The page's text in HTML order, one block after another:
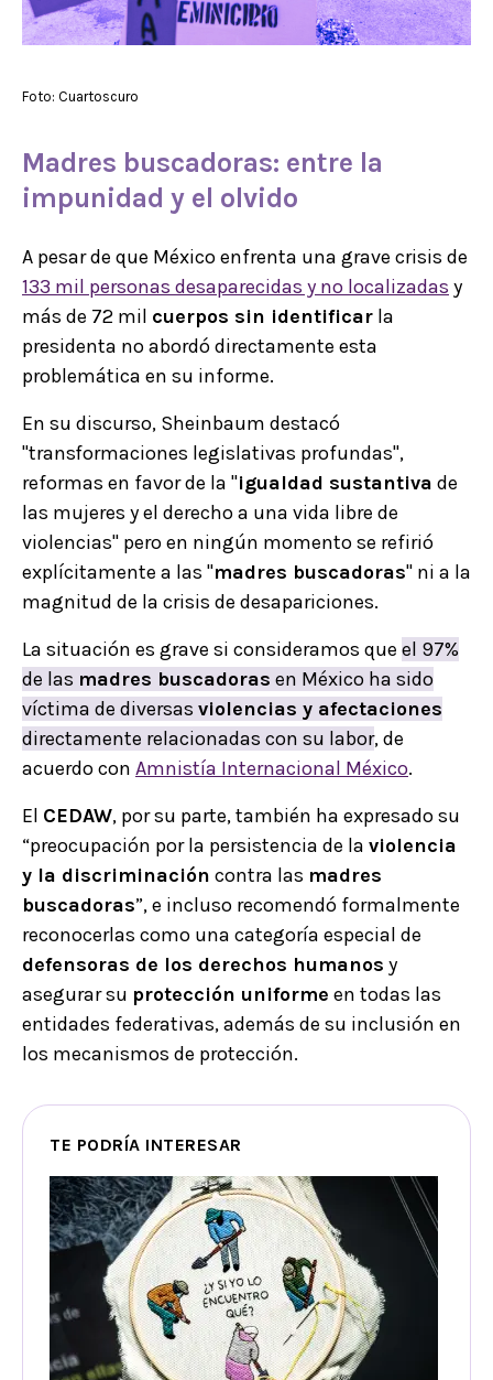
Foto: Cuartoscuro
Madres buscadoras: entre la
impunidad y el olvido
A pesar de que México enfrenta una grave crisis de
133 mil personas desaparecidas y no localizadas y
más de 72 mil cuerpos sin identificar la
presidenta no abordó directamente esta
problemática en su informe.
En su discurso, Sheinbaum destacó
"transformaciones legislativas profundas",
reformas en favor de la "igualdad sustantiva de
las mujeres y el derecho a una vida libre de
violencias" pero en ningún momento se refirió
explícitamente a las "madres buscadoras" ni a la
magnitud de la crisis de desapariciones.
La situación es grave si consideramos que el 97%
de las madres buscadoras en México ha sido
víctima de diversas violencias y afectaciones
directamente relacionadas con su labor, de
acuerdo con Amnistía Internacional México.
El CEDAW, por su parte, también ha expresado su
“preocupación por la persistencia de la violencia
y la discriminación contra las madres
buscadoras”, e incluso recomendó formalmente
reconocerlas como una categoría especial de
defensoras de los derechos humanos y
asegurar su protección uniforme en todas las
entidades federativas, además de su inclusión en
los mecanismos de protección.
TE PODRÍA INTERESAR